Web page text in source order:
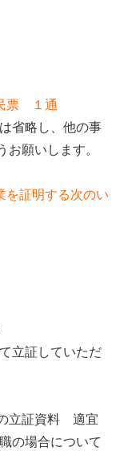
票 １通
省略し、他の事
願いします。
を証明する次のい
立証していただ
立証資料 適宜
の場合について